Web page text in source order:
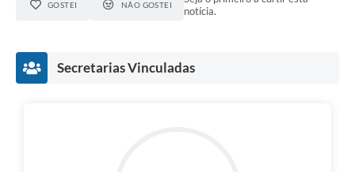
GOSTEI NÃO GOSTEI
notícia.
Secretarias Vinculadas